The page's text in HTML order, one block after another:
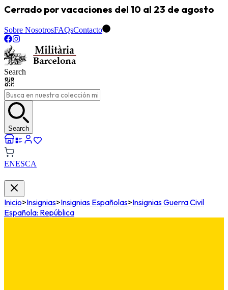
Cerrado por vacaciones del 10 al 23 de agosto
Sobre NosotrosFAQsContacto
Search
Search
ENESCA
Inicio>Insignias>Insignias Españolas>Insignias Guerra Civil
Española: República